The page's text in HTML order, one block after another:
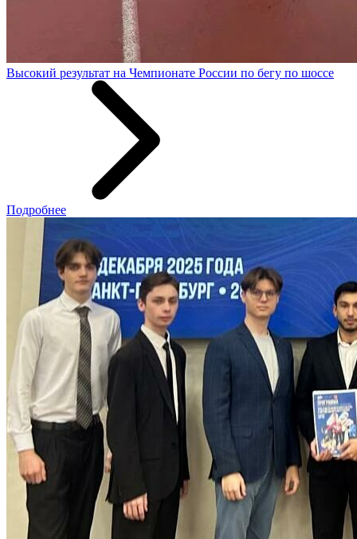
Высокий результат на Чемпионате России по бегу по шоссе
Подробнее